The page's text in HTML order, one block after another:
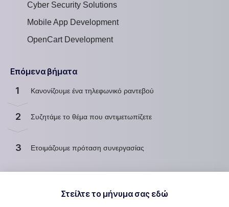
Cyber Security Solutions
Mobile App Development
OpenCart Development
Επόμενα βήματα
1 Κανονίζουμε ένα τηλεφωνικό ραντεβού
2 Συζητάμε το θέμα που αντιμετωπίζετε
3 Ετοιμάζουμε πρόταση συνεργασίας
Στείλτε το μήνυμα σας εδώ